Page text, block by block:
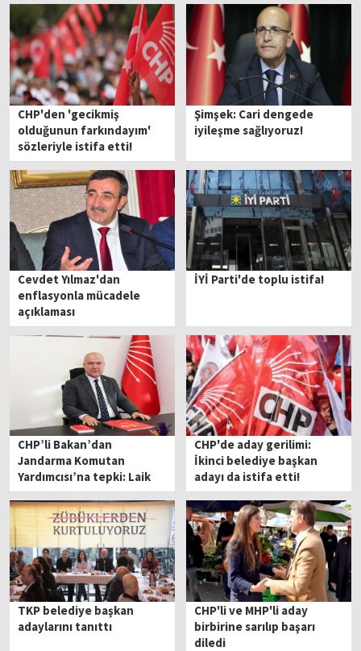
CHP'den 'gecikmiş
olduğunun farkındayım'
sözleriyle istifa etti!
Şimşek: Cari dengede
iyileşme sağlıyoruz!
Cevdet Yılmaz'dan
enflasyonla mücadele
açıklaması
İYİ Parti'de toplu istifa!
CHP’li Bakan’dan
Jandarma Komutan
Yardımcısı’na tepki: Laik
hukuk devletinde suçtur!
CHP'de aday gerilimi:
İkinci belediye başkan
adayı da istifa etti!
TKP belediye başkan
adaylarını tanıttı
CHP'li ve MHP'li aday
birbirine sarılıp başarı
diledi